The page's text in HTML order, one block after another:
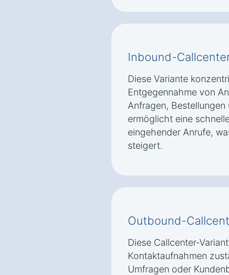
Inbound-
Diese Variante
Entgegennahme von
Anfragen,
ermöglicht eine
eingehender Anrufe,
steigert.
Outbound-
Diese Callcenter-
Kontaktaufnahmen
Umfragen oder